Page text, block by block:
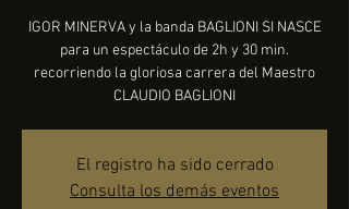
IGOR MINERVA y la banda BAGLIONI SI NASCE
para un espectáculo de 2h y 30 min.
recorriendo la gloriosa carrera del Maestro
CLAUDIO BAGLIONI
El registro ha sido cerrado
Consulta los demás eventos